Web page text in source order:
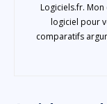
Logiciels.fr.
logiciel pour
comparatifs